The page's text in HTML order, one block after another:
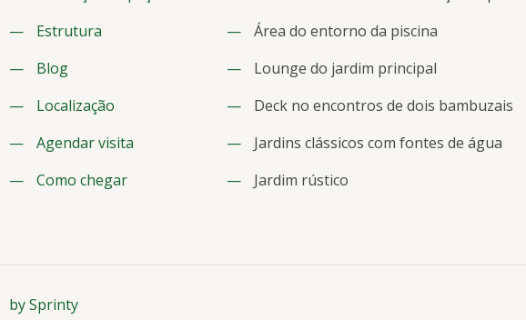
—
Estrutura
—
Blog
—
Localização
—
Agendar visita
—
Como chegar
—
Área do entorno da piscina
—
Lounge do jardim principal
—
Deck no encontros de dois bambuzais
—
Jardins clássicos com fontes de água
—
Jardim rústico
by Sprinty